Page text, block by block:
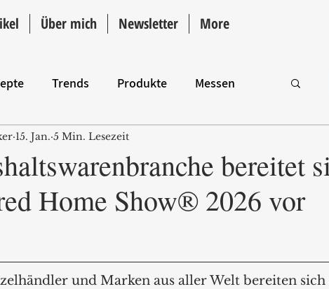
Über mich Newsletter More
Trends Produkte Messen
Intro
bereitet
Home Show® 2026 vor
15. Jan. 5 Min. Lesezeit
und Marken aus aller Welt bereiten sich